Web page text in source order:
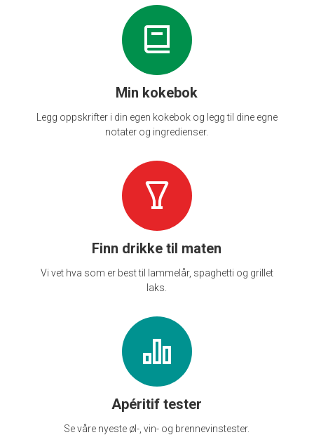
Min kokebok
Legg oppskrifter i din egen kokebok og legg til dine egne
notater og ingredienser.
Finn drikke til maten
Vi vet hva som er best til lammelår, spaghetti og grillet
laks.
Apéritif tester
Se våre nyeste øl-, vin- og brennevinstester.